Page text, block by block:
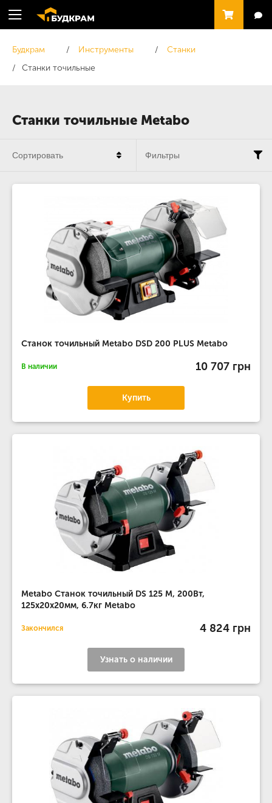
Станки точильные Metabo
Будкрам Инструменты
Станки
Станки точильные
Станок точильный Metabo DSD 200 PLUS Metabo
В наличии 10 707 грн
Купить
Metabo Станок точильный DS 125 M, 200Вт,
125x20x20мм, 6.7кг Metabo
Закончился 4 824 грн
Узнать о наличии
Сортировать Фильтры